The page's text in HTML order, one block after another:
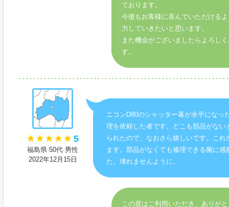
ております。
今後もお客様に喜んでいただける
力していきたいと思います。
また機会がございましたらよろし
す。
5
福島県·50代·男性
2022年12月15日
ニコンD80のシャッター幕が水平になっ
理を依頼した者です。どこも部品がない
られたので、なおさら嬉しいです。これ
ます。部品がなくても修理できる腕に感
た。壊れませんように。
この度はご利用いただき、ありが